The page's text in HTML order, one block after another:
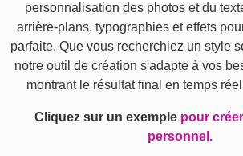
personnalisation des photos et du
arrière-plans, typographies et effets
parfaite. Que vous recherchiez un style
notre outil de création s'adapte à vos
montrant le résultat final en temps
Cliquez sur un exemple pour
personnel.